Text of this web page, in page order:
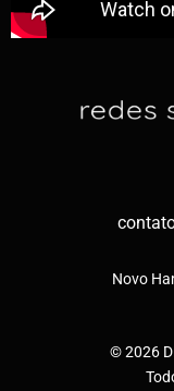
Novo
© 2026